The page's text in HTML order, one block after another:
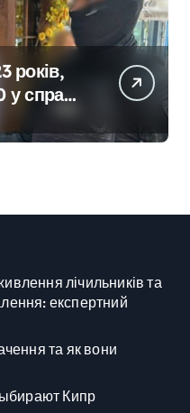
років,
справі
лічильників та
експертний
та як вони
Кипр